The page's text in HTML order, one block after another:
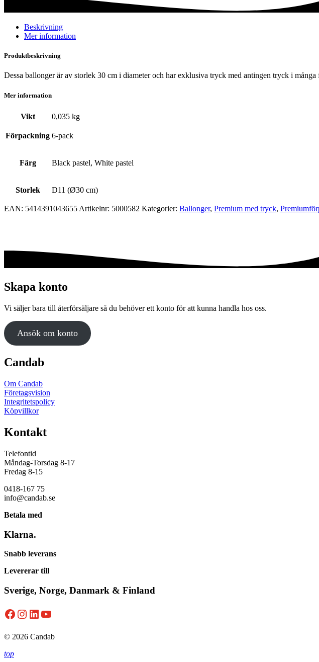
Beskrivning
Mer information
Produktbeskrivning
Dessa ballonger är av storlek 30 cm i diameter och har exklusiva tryck med antingen tryck i
Mer information
Vikt 0,035 kg
Förpackning 6-pack
Färg Black pastel, White pastel
Storlek D11 (Ø30 cm)
EAN: 5414391043655 Artikelnr: 5000582 Kategorier: Ballonger, Premium med tryck,
Skapa konto
Vi säljer bara till återförsäljare så du behöver ett konto för att kunna handla hos oss.
Ansök om konto
Candab
Om Candab
Företagsvision
Integritetspolicy
Köpvillkor
Kontakt
Telefontid
Måndag-Torsdag 8-17
Fredag 8-15
0418-167 75
info@candab.se
Betala med
Klarna.
Snabb leverans
Levererar till
Sverige, Norge, Danmark & Finland
Facebook
Instagram
LinkedIn
YouTube
© 2026 Candab
top